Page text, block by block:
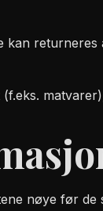
kan
nøye før